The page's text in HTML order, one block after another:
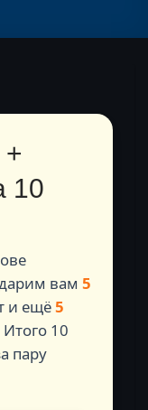
10
вам 5
и ещё5
10
пару